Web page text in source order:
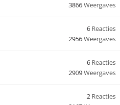
3866Weergaves
6 Reacties
2956Weergaves
6 Reacties
2909Weergaves
2 Reacties